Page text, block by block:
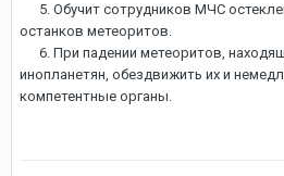
5. Обучит сотрудников МЧС
останков метеоритов.
6. При падении метеоритов,
инопланетян, обездвижить их и
компетентные органы.